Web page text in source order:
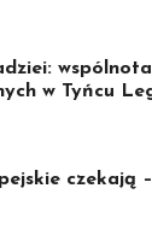
w Tyńcu
czekają